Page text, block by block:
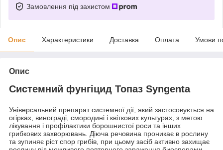
Замовлення під захистом
Опис Характеристики Доставка Оплата Умови
Опис
Системний фунгіцид Топаз Syngenta
Універсальний препарат системної дії, який застосовується на
огірках, винограді, смородині і квіткових культурах, з метою
лікування і профілактики борошнистої роси та інших
грибкових захворювань. Діюча речовина проникає в рослину
та зупиняє ріст спор грибів, при цьому засіб активно захищає